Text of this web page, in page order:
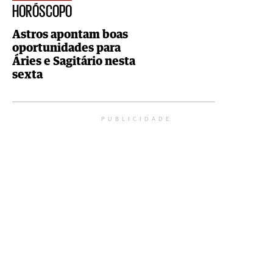
HORÓSCOPO
Astros apontam boas
oportunidades para
Áries e Sagitário nesta
sexta
PUBLICIDADE